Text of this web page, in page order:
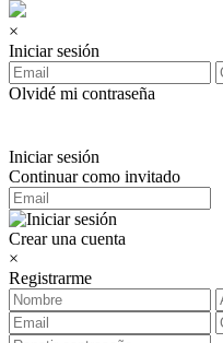
×
Iniciar sesión
Olvidé mi contraseña
Iniciar sesión
Continuar como invitado
Crear una cuenta
×
Registrarme